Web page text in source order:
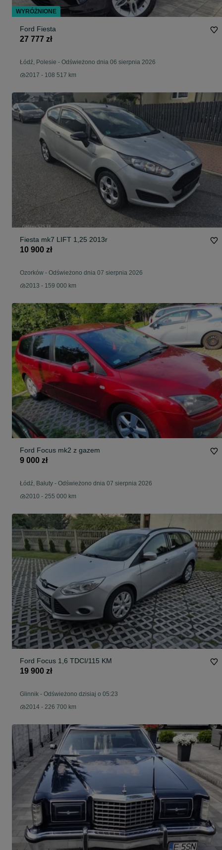
Ford Fiesta
27 777 zł
Łódź, Polesie - Odświeżono dnia 06 sierpnia 2026
2017 - 108 517 km
Fiesta mk7 LIFT 1,25 2013r
10 900 zł
Ozorków - Odświeżono dnia 07 sierpnia 2026
2013 - 159 000 km
Ford Focus mk2 z gazem
9 000 zł
Łódź, Bałuty - Odświeżono dnia 07 sierpnia 2026
2010 - 255 000 km
Ford Focus 1,6 TDCI/115 KM
19 900 zł
Glinnik - Odświeżono dzisiaj o 05:23
2014 - 226 700 km
WYRÓŻNIONE